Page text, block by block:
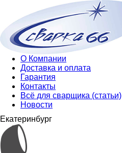
О Компании
Доставка и оплата
Гарантия
Контакты
Всё для сварщика (статьи)
Новости
Екатеринбург